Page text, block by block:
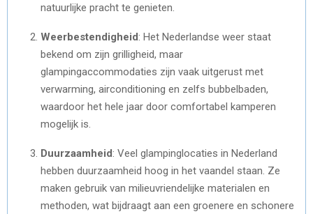
natuurlijke pracht te genieten.
Weerbestendigheid: Het Nederlandse weer staat
bekend om zijn grilligheid, maar
glampingaccommodaties zijn vaak uitgerust met
verwarming, airconditioning en zelfs bubbelbaden,
waardoor het hele jaar door comfortabel kamperen
mogelijk is.
Duurzaamheid: Veel glampinglocaties in Nederland
hebben duurzaamheid hoog in het vaandel staan. Ze
maken gebruik van milieuvriendelijke materialen en
methoden, wat bijdraagt aan een groenere en schonere